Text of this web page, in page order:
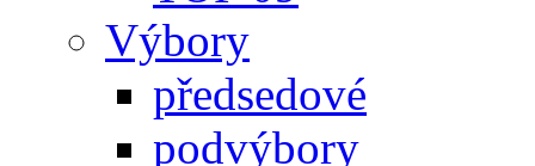
Výbory
předsedové
podvýbory